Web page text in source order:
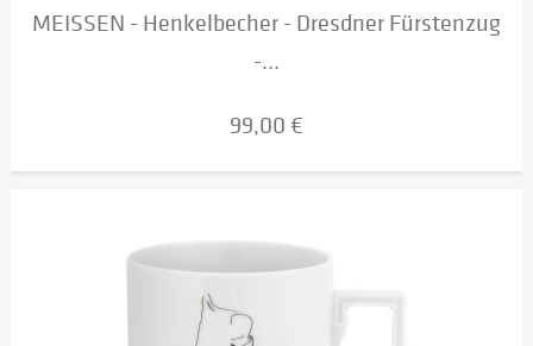
MEISSEN - Henkelbecher - Dresdner Fürstenzug
-...
99,00 €